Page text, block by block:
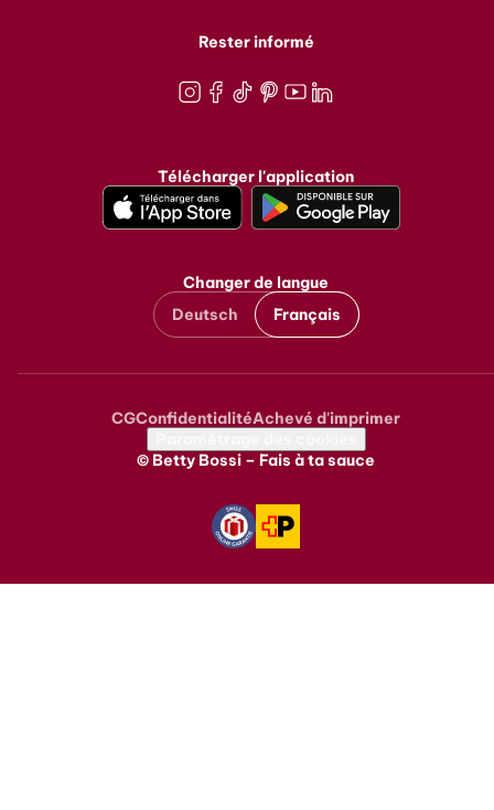
Rester informé
Télécharger l'application
Changer de langue
Deutsch
Français
Metanavigation
CGConfidentialitéAchevé d'imprimer
© Betty Bossi – Fais à ta sauce